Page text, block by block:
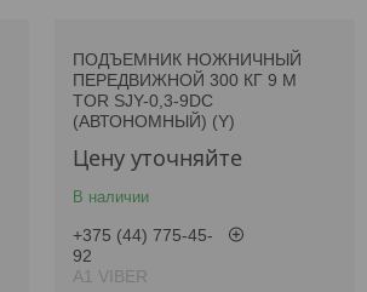
ПОДЪЕМНИК НОЖНИЧНЫЙ
ПЕРЕДВИЖНОЙ 300 КГ 9 М
TOR SJY-0,3-9DC
(АВТОНОМНЫЙ) (Y)
Цену уточняйте
В наличии
+375 (44) 775-45-
92
А1 VIBER